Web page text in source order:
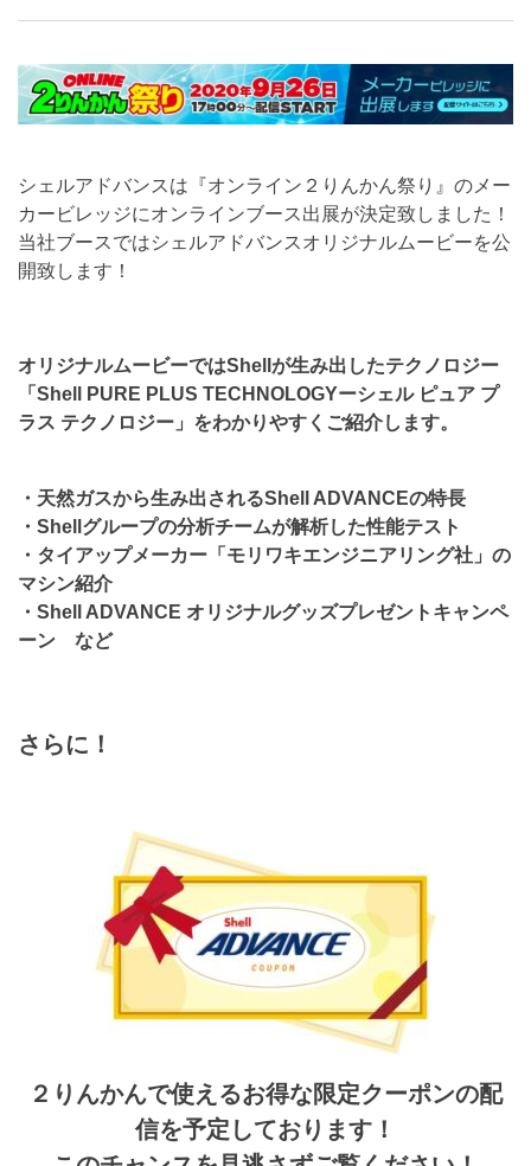
シェルアドバンスは『オンライン２りんかん祭り』のメー
カービレッジにオンラインブース出展が決定致しました！
当社ブースではシェルアドバンスオリジナルムービーを公
開致します！
オリジナルムービーではShellが生み出したテクノロジー
「Shell PURE PLUS TECHNOLOGYーシェル ピュア プ
ラス テクノロジー」をわかりやすくご紹介します。
・天然ガスから生み出されるShell ADVANCEの特長
・Shellグループの分析チームが解析した性能テスト
・タイアップメーカー「モリワキエンジニアリング社」の
マシン紹介
・Shell ADVANCE オリジナルグッズプレゼントキャンペ
ーン など
さらに！
２りんかんで使えるお得な限定クーポンの配
信を予定しております！